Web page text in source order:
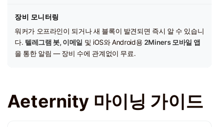
장비 모니터링
워커가 오프라인이 되거나 새 블록이 발견되면 즉시 알 수 있습니
다. 텔레그램 봇, 이메일 및 iOS와 Android용 2Miners 모바일 앱
을 통한 알림 — 장비 수에 관계없이 무료.
Aeternity 마이닝 가이드